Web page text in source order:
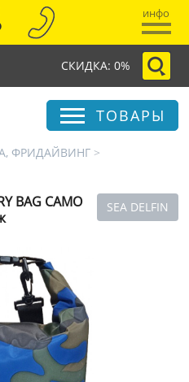
инфо
СКИДКА: 0%
ТОВАРЫ
ФРИДАЙВИНГ >
SEA DELFIN
BAG CAMO